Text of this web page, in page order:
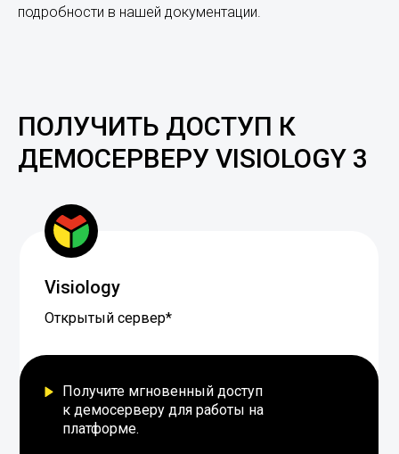
подробности в нашей документации.
ПОЛУЧИТЬ ДОСТУП К
ДЕМОСЕРВЕРУ VISIOLOGY 3
Visiology
Открытый сервер*
Получите мгновенный доступ
к демосерверу для работы на
платформе.